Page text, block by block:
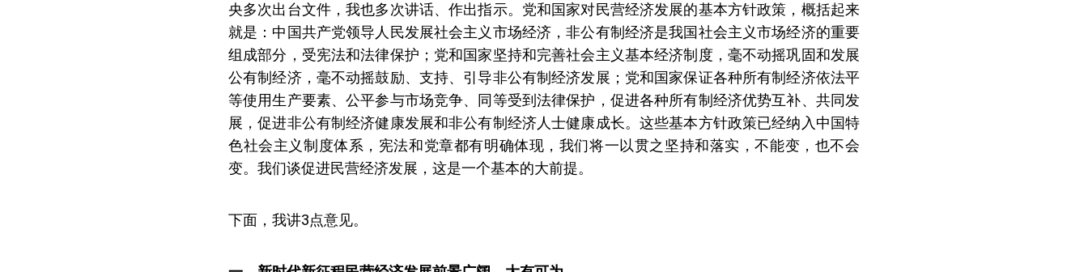
央多次出台文件，我也多次讲话、作出指示。党和国家对民营经济发展的基本方针政策，概括起来
就是：中国共产党领导人民发展社会主义市场经济，非公有制经济是我国社会主义市场经济的重要
组成部分，受宪法和法律保护；党和国家坚持和完善社会主义基本经济制度，毫不动摇巩固和发展
公有制经济，毫不动摇鼓励、支持、引导非公有制经济发展；党和国家保证各种所有制经济依法平
等使用生产要素、公平参与市场竞争、同等受到法律保护，促进各种所有制经济优势互补、共同发
展，促进非公有制经济健康发展和非公有制经济人士健康成长。这些基本方针政策已经纳入中国特
色社会主义制度体系，宪法和党章都有明确体现，我们将一以贯之坚持和落实，不能变，也不会
变。我们谈促进民营经济发展，这是一个基本的大前提。
下面，我讲3点意见。